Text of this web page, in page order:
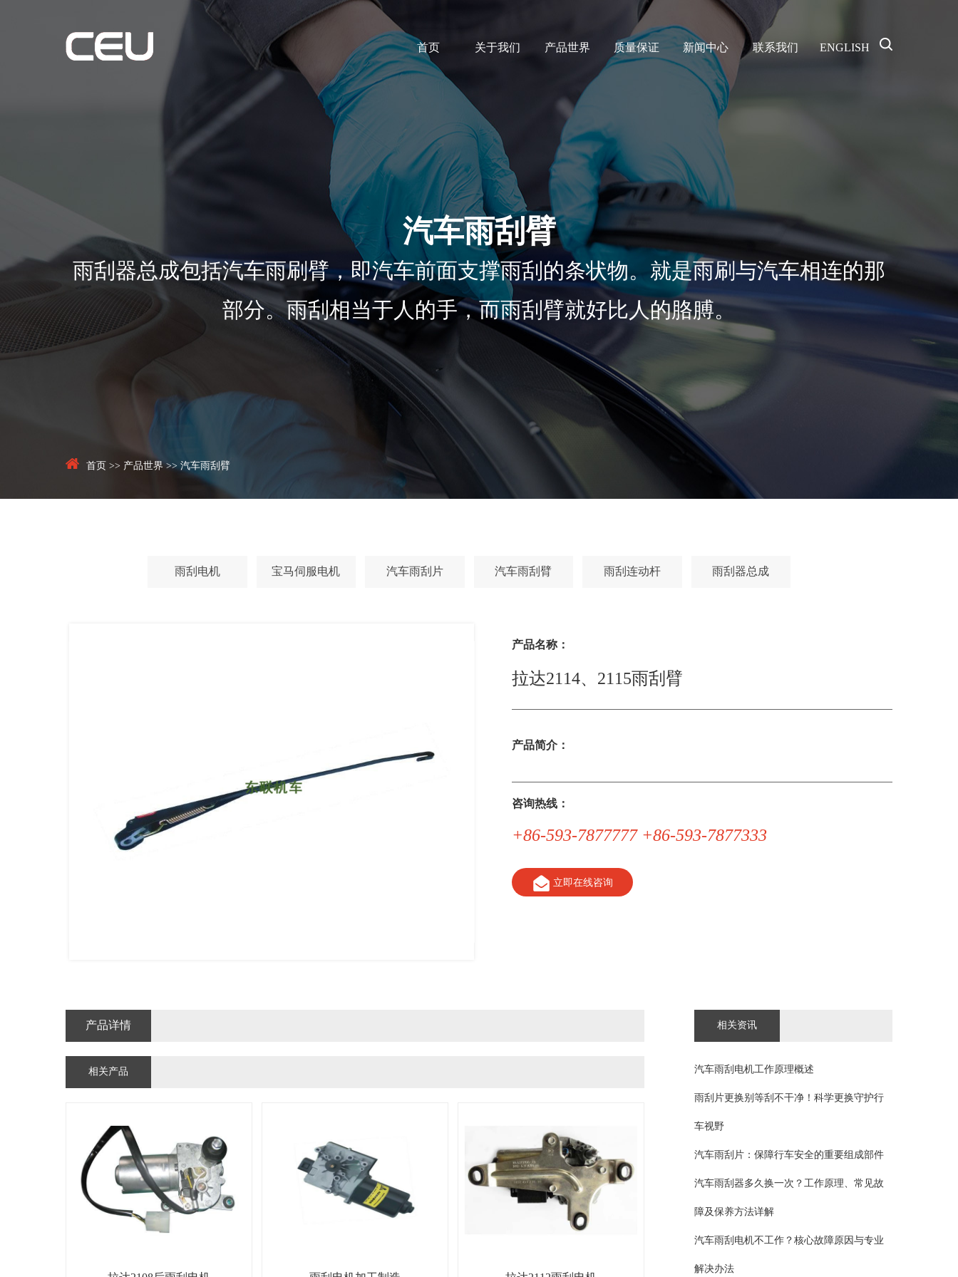
首页 关于我们 产品世界 质量保证 新闻中心 联系我们 ENGLISH
汽车雨刮臂
雨刮器总成包括汽车雨刷臂，即汽车前面支撑雨刮的条状物。就是雨刷与汽车相连的那
部分。雨刮相当于人的手，而雨刮臂就好比人的胳膊。
首页 >> 产品世界>> 汽车雨刮臂
雨刮电机 宝马伺服电机 汽车雨刮片 汽车雨刮臂 雨刮连动杆 雨刮器总成
产品名称：
拉达2114、2115雨刮臂
产品简介：
咨询热线：
+86-593-7877777 +86-593-7877333
立即在线咨询
产品详情
相关产品
相关资讯
汽车雨刮电机工作原理概述
雨刮片更换别等刮不干净！科学更换守护行
车视野
汽车雨刮片：保障行车安全的重要组成部件
汽车雨刮器多久换一次？工作原理、常见故
障及保养方法详解
汽车雨刮电机不工作？核心故障原因与专业
解决办法